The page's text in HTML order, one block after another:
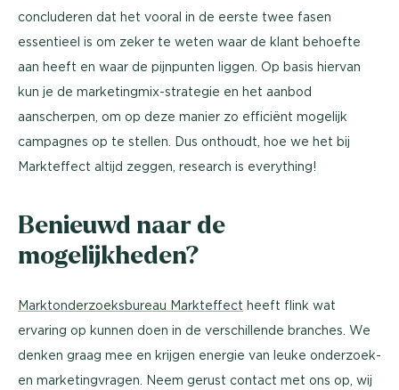
concluderen dat het vooral in de eerste twee fasen
essentieel is om zeker te weten waar de klant behoefte
aan heeft en waar de pijnpunten liggen. Op basis hiervan
kun je de marketingmix-strategie en het aanbod
aanscherpen, om op deze manier zo efficiënt mogelijk
campagnes op te stellen. Dus onthoudt, hoe we het bij
Markteffect altijd zeggen, research is everything!
Benieuwd naar de
mogelijkheden?
Marktonderzoeksbureau Markteffect heeft flink wat
ervaring op kunnen doen in de verschillende branches. We
denken graag mee en krijgen energie van leuke onderzoek-
en marketingvragen. Neem gerust contact met ons op, wij